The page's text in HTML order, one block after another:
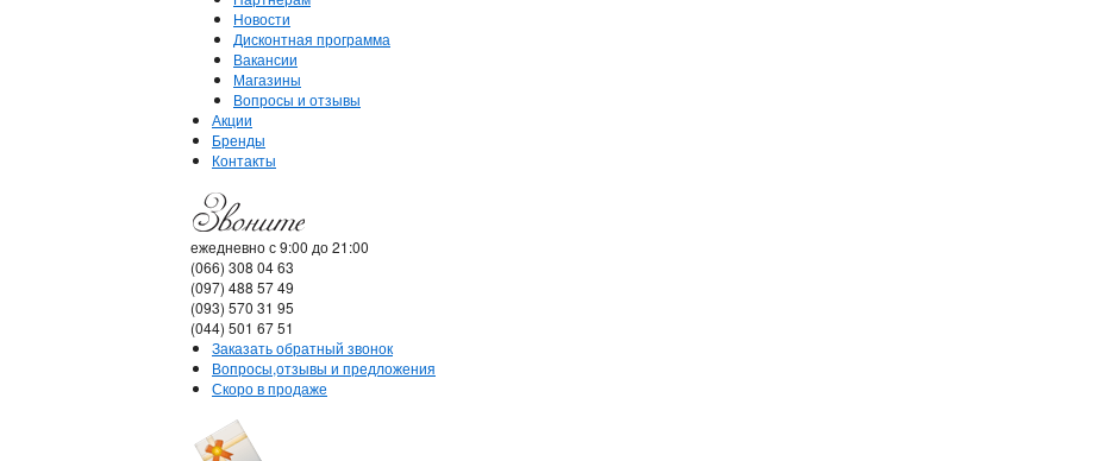
Новости
Дисконтная программа
Вакансии
Магазины
Вопросы и отзывы
Акции
Бренды
Контакты
ежедневно с 9:00 до 21:00
(066) 308 04 63
(097) 488 57 49
(093) 570 31 95
(044) 501 67 51
Заказать обратный звонок
Вопросы,отзывы и предложения
Скоро в продаже